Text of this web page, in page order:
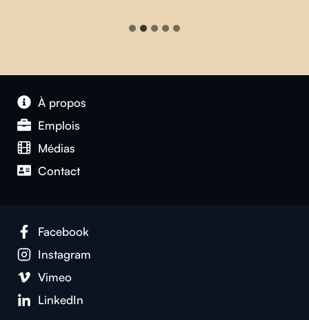
À propos
Emplois
Médias
Contact
Facebook
Instagram
Vimeo
LinkedIn